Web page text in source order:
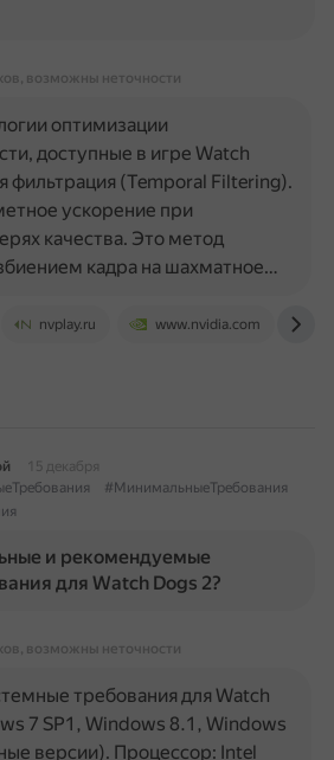
возможны неточности
nvplay.ru www.nvidia.com
оптимизации
доступные в игре Watch
фильтрация (Temporal Filtering).
ускорение при
качества. Это метод
кадра на шахматное…
15 декабря
#МинимальныеТребования
и рекомендуемые
для Watch Dogs 2?
возможны неточности
требования для Watch
7 SP1, Windows 8.1, Windows
версии). Процессор: Intel